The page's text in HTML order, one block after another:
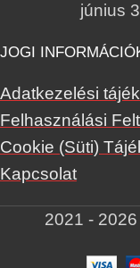
június
JOGI
Adatkezelési
Felhasználási
Cookie (Süti)
Kapcsolat
2021 - 2026